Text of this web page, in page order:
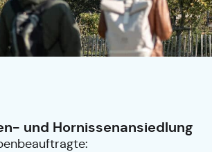
und Hornissenansiedlung